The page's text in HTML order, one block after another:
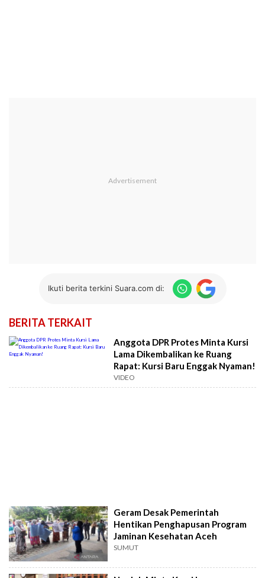
Ikuti berita terkini Suara.com di:
BERITA TERKAIT
Anggota DPR Protes Minta Kursi
Lama Dikembalikan ke Ruang
Rapat: Kursi Baru Enggak Nyaman!
VIDEO
Geram Desak Pemerintah
Hentikan Penghapusan Program
Jaminan Kesehatan Aceh
SUMUT